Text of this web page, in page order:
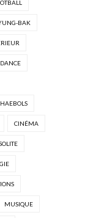
BAK
CINÉMA
MUSIQUE